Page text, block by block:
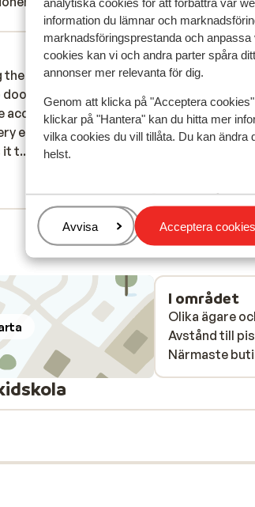
analytiska cookies för att förbättra vår
information du lämnar och
marknadsföringsprestanda och
cookies kan vi och andra parter spåra
annonser mer relevanta för dig.
Genom att klicka på "Acceptera
klickar på "Hantera" kan du hitta mer
vilka cookies du vill tillåta. Du kan
helst.
Hantera
Avvisa Acceptera cookies
19 apr. 2025
main ski season as
Just 100 m walk
accessing the other
easy. Wouldn't have
ticks every box for
other things you
main ski season as
Just 100 m walk
accessing the other
easy. Wouldn't have
t...
mer
9.0
No
No
Översätt till
I området
Olika ägare
Avstånd till
Närmaste